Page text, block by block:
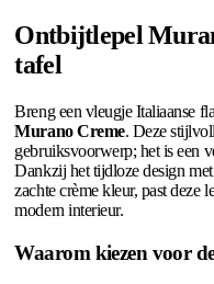
Ontbijtlepel
tafel
Breng een vleugje Italiaanse
Murano Creme. Deze
gebruiksvoorwerp; het is een
Dankzij het tijdloze design
zachte crème kleur, past deze
modern interieur.
Waarom kiezen voor